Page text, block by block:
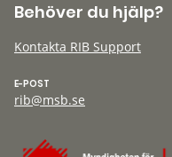
Behöver du hjälp?
Kontakta RIB Support
E-POST
rib@msb.se